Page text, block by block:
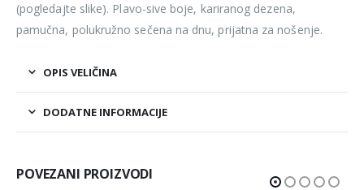
(pogledajte slike). Plavo-sive boje, kariranog dezena,
pamučna, polukružno sečena na dnu, prijatna za nošenje.
OPIS VELIČINA
DODATNE INFORMACIJE
POVEZANI PROIZVODI